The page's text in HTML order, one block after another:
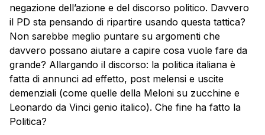
negazione dell’azione e del discorso politico. Davvero
il PD sta pensando di ripartire usando questa tattica?
Non sarebbe meglio puntare su argomenti che
davvero possano aiutare a capire cosa vuole fare da
grande? Allargando il discorso: la politica italiana è
fatta di annunci ad effetto, post melensi e uscite
demenziali (come quelle della Meloni su zucchine e
Leonardo da Vinci genio italico). Che fine ha fatto la
Politica?